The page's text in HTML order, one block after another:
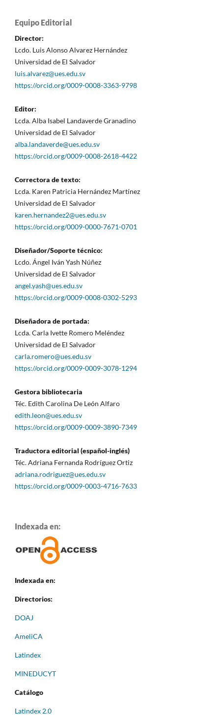
Equipo Editorial
Director:
Lcdo. Luis Alonso Alvarez Hernández
Universidad de El Salvador
luis.alvarez@ues.edu.sv
https://orcid.org/0009-0008-3363-9798
Editor:
Lcda. Alba Isabel Landaverde Granadino
Universidad de El Salvador
alba.landaverde@ues.edu.sv
https://orcid.org/0009-0008-2618-4422
Correctora de texto:
Lcda. Karen Patricia Hernández Martínez
Universidad de El Salvador
karen.hernandez2@ues.edu.sv
https://orcid.org/0009-0000-7671-0701
Diseñador/Soporte técnico:
Lcdo. Ángel Iván Yash Núñez
Universidad de El Salvador
angel.yash@ues.edu.sv
https://orcid.org/0009-0008-0302-5293
Diseñadora de portada:
Lcda. Carla Ivette Romero Meléndez
Universidad de El Salvador
carla.romero@ues.edu.sv
https://orcid.org/0009-0009-3078-1294
Gestora bibliotecaria
Téc. Edith Carolina De León Alfaro
edith.leon@ues.edu.sv
https://orcid.org/0009-0009-3890-7349
Traductora editorial (español-inglés)
Téc. Adriana Fernanda Rodríguez Ortiz
adriana.rodriguez@ues.edu.sv
https://orcid.org/0009-0003-4716-7633
Indexada en:
Indexada en:
Directorios:
DOAJ
AmeliCA
Latindex
MINEDUCYT
Catálogo
Latindex 2.0